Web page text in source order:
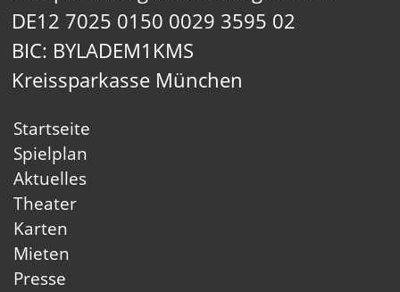
DE12 7025 0150 0029 3595 02
BIC: BYLADEM1KMS
Kreissparkasse München
Startseite
Spielplan
Aktuelles
Theater
Karten
Mieten
Presse